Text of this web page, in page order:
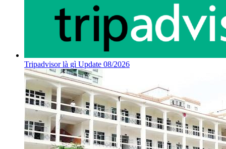
Tripadvisor là gì Update 08/2026